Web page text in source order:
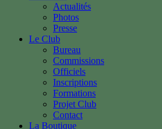
Actualités
Photos
Presse
Le Club
Bureau
Commissions
Officiels
Inscriptions
Formations
Projet Club
Contact
La Boutique